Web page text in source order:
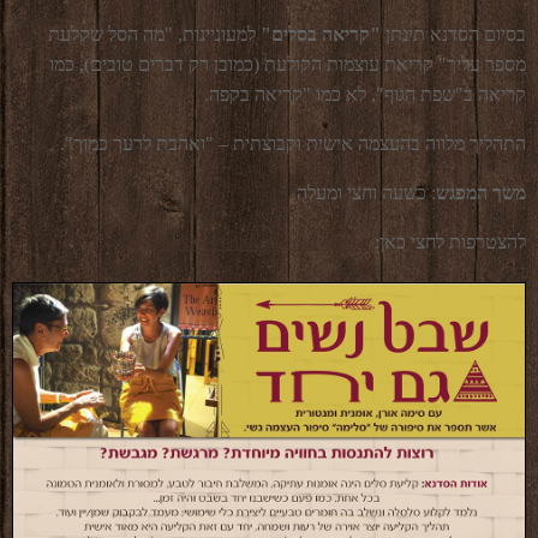
בסיום הסדנא תינתן"קריאה בסלים" למעוניינות, "מה הסל שקלעת
מספר עליך" קריאת עוצמות הקולעת (כמובן רק דברים טובים), כמו
קריאה ב"שפת הגוף", לא כמו "קריאה בקפה.
התהליך מלווה בהעצמה אישית וקבוצתית – "ואהבת לרעך כמוך".
משך המפגש: כשעה וחצי ומעלה
להצטרפות לחצי כאן: https://eventbuzz.co.il/salima